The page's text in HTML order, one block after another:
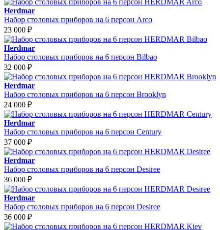
Herdmar
Набор столовых приборов на 6 персон Arco
23 000 ₽
Herdmar
Набор столовых приборов на 6 персон Bilbao
32 000 ₽
Herdmar
Набор столовых приборов на 6 персон Brooklyn
24 000 ₽
Herdmar
Набор столовых приборов на 6 персон Century
37 000 ₽
Herdmar
Набор столовых приборов на 6 персон Desiree
36 000 ₽
Herdmar
Набор столовых приборов на 6 персон Desiree
36 000 ₽